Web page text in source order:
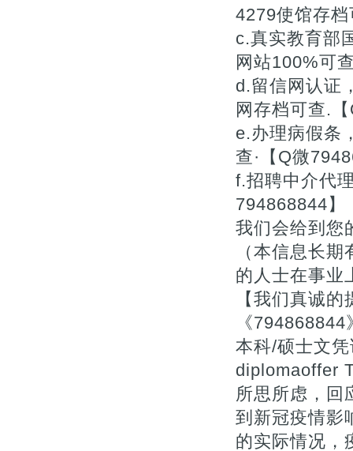
4279使馆存
c.真实教育部
网站100%可
d.留信网认证
网存档可查.
e.办理病假条
查·【Q微
f.招聘中介代
794868844】
我们会给到您
（本信息长
的人士在事业
【我们真诚
《
本科/硕士文
diplomaoffer
所思所虑，回
到新冠疫情影
的实际情况，